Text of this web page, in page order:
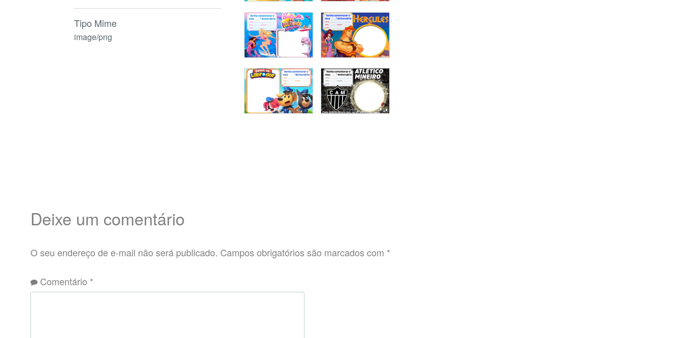
Tipo Mime
image/png
Deixe um comentário
O seu endereço de e-mail não será publicado. Campos obrigatórios são marcados com *
Comentário *